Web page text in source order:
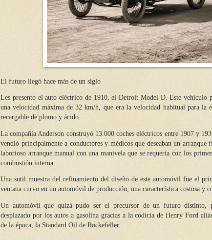
El futuro llegó hace más de un siglo
Les presento el auto eléctrico de 1910, el Detroit Model D. Este vehículo
una velocidad máxima de 32 km/h, que era la velocidad habitual para la
recargable de plomo y ácido.
La compañía Anderson construyó 13.000 coches eléctricos entre 1907 y
vendió principalmente a conductores y médicos que deseaban un arranque
laborioso arranque manual con una manivela que se requería con los
combustión interna.
Una sutil muestra del refinamiento del diseño de este automóvil fue el
ventana curvo en un automóvil de producción, una característica costosa y
Un automóvil que quizá pudo ser el precursor de un futuro distinto,
desplazado por los autos a gasolina gracias a la codicia de Henry Ford
de la época, la Standard Oil de Rockefeller.